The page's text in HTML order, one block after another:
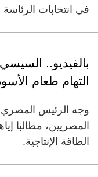
في انتخابات الرئاسة
بالفيديو..
التهام طعام
وجه الرئيس
المصريين، مطالبا
الطاقة الإنتاجية.